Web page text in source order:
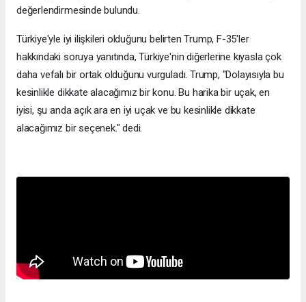
değerlendirmesinde bulundu.
Türkiye'yle iyi ilişkileri olduğunu belirten Trump, F-35'ler
hakkındaki soruya yanıtında, Türkiye'nin diğerlerine kıyasla çok
daha vefalı bir ortak olduğunu vurguladı. Trump, "Dolayısıyla bu
kesinlikle dikkate alacağımız bir konu. Bu harika bir uçak, en
iyisi, şu anda açık ara en iyi uçak ve bu kesinlikle dikkate
alacağımız bir seçenek." dedi.